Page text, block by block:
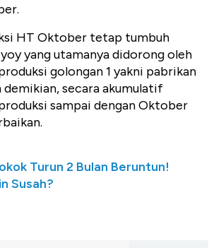
HT Oktober tetap tumbuh
yang utamanya didorong oleh
golongan 1 yakni pabrikan
demikian, secara akumulatif
sampai dengan Oktober
Turun 2 Bulan Beruntun!
Susah?